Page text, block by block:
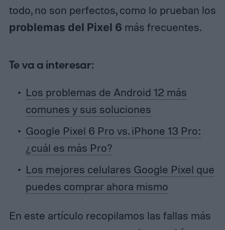
todo, no son perfectos, como lo prueban los
problemas del Pixel 6 más frecuentes.
Te va a interesar:
Los problemas de Android 12 más
comunes y sus soluciones
Google Pixel 6 Pro vs. iPhone 13 Pro:
¿cuál es más Pro?
Los mejores celulares Google Pixel que
puedes comprar ahora mismo
En este artículo recopilamos las fallas más